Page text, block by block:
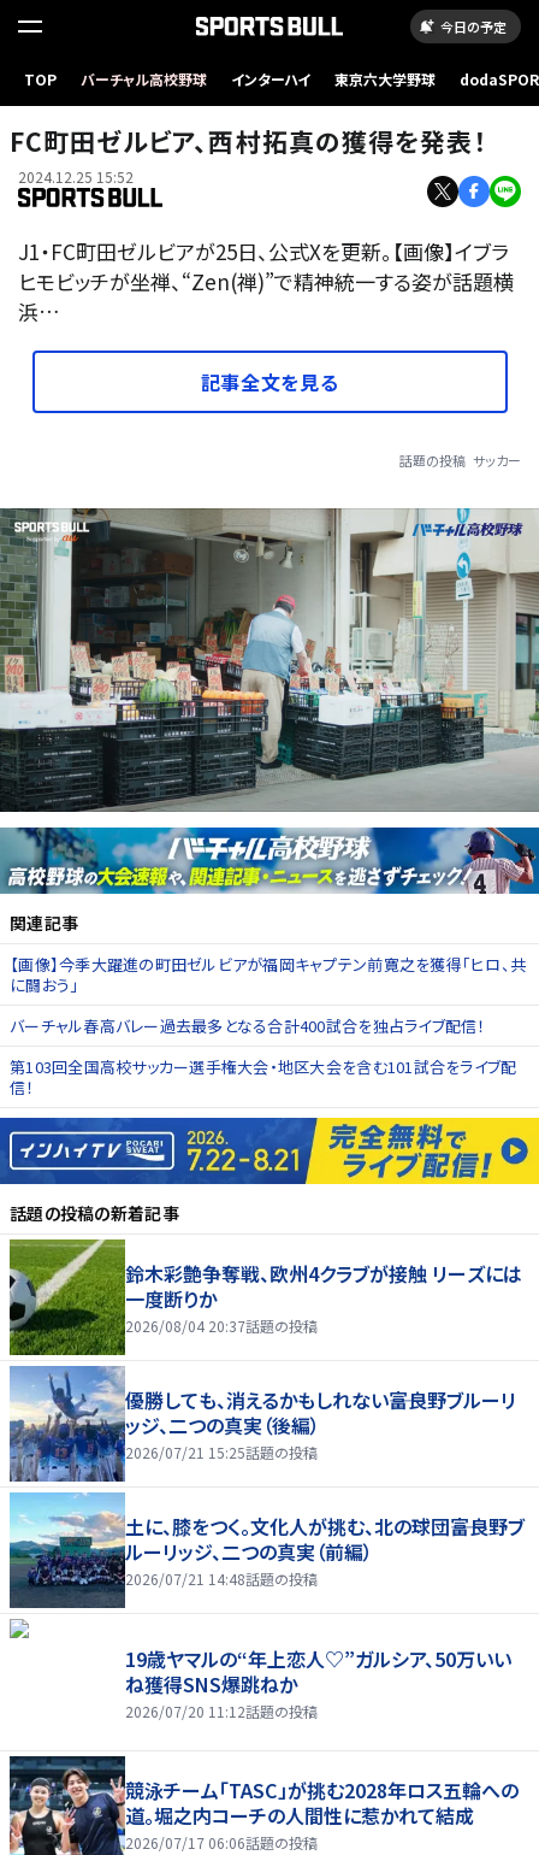
今日の予定
TOP バーチャル高校野球 インターハイ 東京六大学野球
FC町田ゼルビア、西村拓真の獲得を発表！
2024.12.25 15:52
J1・FC町田ゼルビアが25日、公式Xを更新。【画像】イブラ
ヒモビッチが坐禅、“Zen(禅)”で精神統一する姿が話題横
浜…
記事全文を見る
話題の投稿 サッカー
関連記事
【画像】今季大躍進の町田ゼルビアが福岡キャプテン前寛之を獲得「ヒロ、共
に闘おう」
バーチャル春高バレー過去最多となる合計400試合を独占ライブ配信！
第103回全国高校サッカー選手権大会・地区大会を含む101試合をライブ配
信！
話題の投稿の新着記事
鈴木彩艶争奪戦、欧州4クラブが接触 リーズには
一度断りか
2026/08/04 20:37話題の投稿
優勝しても、消えるかもしれない――富良野ブルーリ
ッジ、二つの真実（後編）
2026/07/21 15:25話題の投稿
土に、膝をつく。文化人が挑む、北の球団――富良野ブ
ルーリッジ、二つの真実（前編）
2026/07/21 14:48話題の投稿
19歳ヤマルの“年上恋人♡”ガルシア、50万いい
ね獲得SNS爆跳ねか
2026/07/20 11:12話題の投稿
競泳チーム「TASC」が挑む2028年ロス五輪への
道。堀之内コーチの人間性に惹かれて結成
2026/07/17 06:06話題の投稿